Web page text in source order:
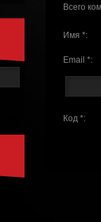
Всего
Имя *:
Email *:
Код *: